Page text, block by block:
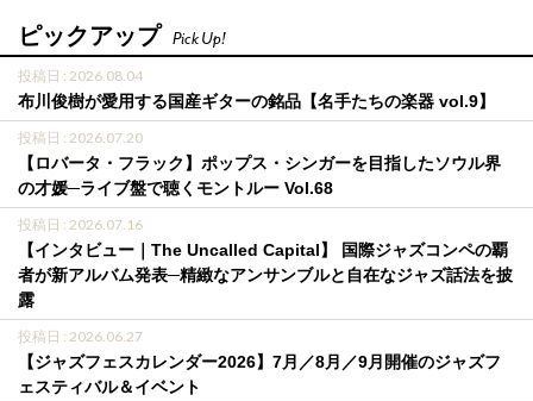
ピックアップ Pick Up!
投稿日 : 2026.08.04
布川俊樹が愛用する国産ギターの銘品【名手たちの楽器 vol.9】
投稿日 : 2026.07.20
【ロバータ・フラック】ポップス・シンガーを目指したソウル界
の才媛─ライブ盤で聴くモントルー Vol.68
投稿日 : 2026.07.16
【インタビュー｜The Uncalled Capital】 国際ジャズコンペの覇
者が新アルバム発表─精緻なアンサンブルと自在なジャズ話法を披
露
投稿日 : 2026.06.27
【ジャズフェスカレンダー2026】7月／8月／9月開催のジャズフ
ェスティバル＆イベント